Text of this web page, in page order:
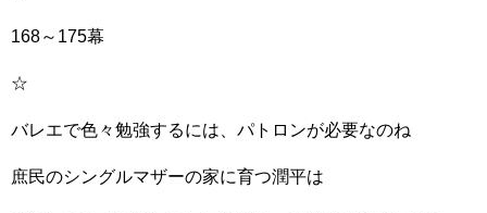
168～175幕
☆
バレエで色々勉強するには、パトロンが必要なのね
庶民のシングルマザーの家に育つ潤平は